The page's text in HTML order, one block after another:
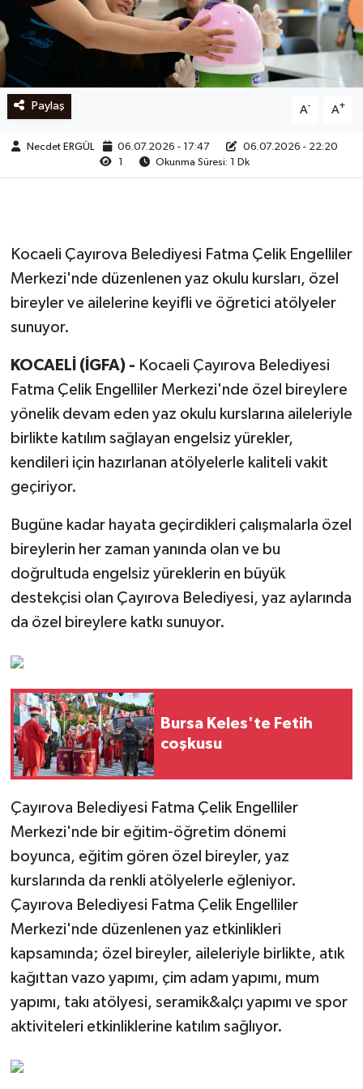
Paylaş A- A+
Necdet ERGÜL 06.07.2026 - 17:47
06.07.2026 - 22:20
1
Okunma Süresi: 1 Dk
Kocaeli Çayırova Belediyesi Fatma Çelik Engelliler
Merkezi'nde düzenlenen yaz okulu kursları, özel
bireyler ve ailelerine keyifli ve öğretici atölyeler
sunuyor.
KOCAELİ (İGFA) - Kocaeli Çayırova Belediyesi
Fatma Çelik Engelliler Merkezi'nde özel bireylere
yönelik devam eden yaz okulu kurslarına aileleriyle
birlikte katılım sağlayan engelsiz yürekler,
kendileri için hazırlanan atölyelerle kaliteli vakit
geçiriyor.
Bugüne kadar hayata geçirdikleri çalışmalarla özel
bireylerin her zaman yanında olan ve bu
doğrultuda engelsiz yüreklerin en büyük
destekçisi olan Çayırova Belediyesi, yaz aylarında
da özel bireylere katkı sunuyor.
Bursa Keles'te Fetih
coşkusu
Çayırova Belediyesi Fatma Çelik Engelliler
Merkezi'nde bir eğitim-öğretim dönemi
boyunca, eğitim gören özel bireyler, yaz
kurslarında da renkli atölyelerle eğleniyor.
Çayırova Belediyesi Fatma Çelik Engelliler
Merkezi'nde düzenlenen yaz etkinlikleri
kapsamında; özel bireyler, aileleriyle birlikte, atık
kağıttan vazo yapımı, çim adam yapımı, mum
yapımı, takı atölyesi, seramik&alçı yapımı ve spor
aktiviteleri etkinliklerine katılım sağlıyor.
Ege
İletişim
Künye